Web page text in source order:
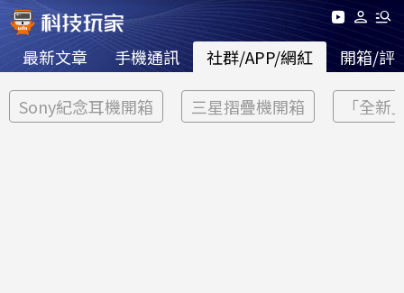
最新文章 手機通訊 社群/APP/網紅 開箱/評
Sony紀念耳機開箱 三星摺疊機開箱 「全新